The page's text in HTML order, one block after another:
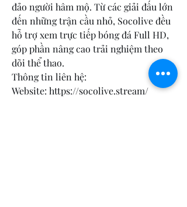
đảo người hâm mộ. Từ các giải đấu lớn
đến những trận cầu nhỏ, Socolive đều
hỗ trợ xem trực tiếp bóng đá Full HD,
góp phần nâng cao trải nghiệm theo
dõi thể thao.
Thông tin liên hệ:
Website: https://socolive.stream/